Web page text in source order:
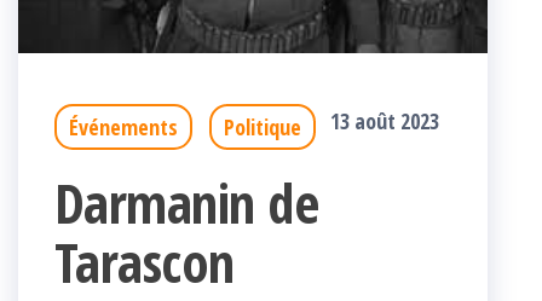
Événements Politique 13 août 2023
Darmanin de
Tarascon